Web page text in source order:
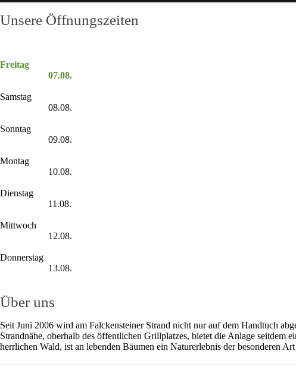
Unsere Öffnungszeiten
Freitag
07.08.
Samstag
08.08.
Sonntag
09.08.
Montag
10.08.
Dienstag
11.08.
Mittwoch
12.08.
Donnerstag
13.08.
Über uns
Seit Juni 2006 wird am Falckensteiner Strand nicht nur auf dem Handtuch
Strandnähe, oberhalb des öffentlichen Grillplatzes, bietet die Anlage
herrlichen Wald, ist an lebenden Bäumen ein Naturerlebnis der besonderen Art